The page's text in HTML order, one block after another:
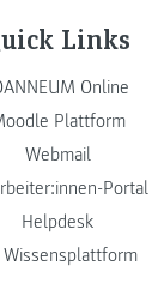
Links
Online
Plattform
Webmail
Portal
Helpdesk
Wissensplattform